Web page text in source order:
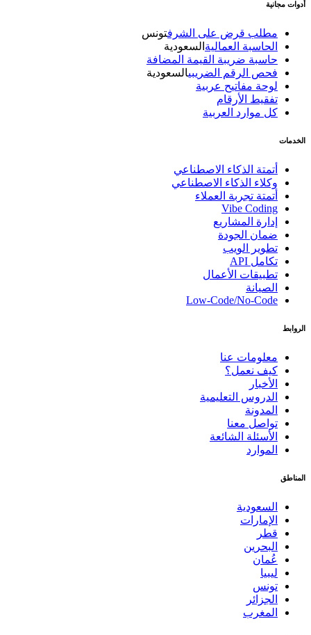
أدوات مجانية
مطلب قرض على الشرف تونس
الحاسبة العماليةالسعودية
حاسبة ضريبة القيمة المضافة
فحص الرقم الضريبيالسعودية
لوحة مفاتيح عربية
تفقيط الأرقام
كل موارد العربية
الخدمات
أتمتة الذكاء الاصطناعي
وكلاء الذكاء الاصطناعي
أتمتة تجربة العملاء
Vibe Coding
إدارة المشاريع
ضمان الجودة
تطوير الويب
تكامل API
تطبيقات الأعمال
الصيانة
Low-Code/No-Code
الروابط
معلومات عنا
كيف نعمل؟
الأخبار
الدروس التعليمية
المدونة
تواصل معنا
الأسئلة الشائعة
الموارد
المناطق
السعودية
الإمارات
قطر
البحرين
عُمان
ليبيا
تونس
الجزائر
المغرب